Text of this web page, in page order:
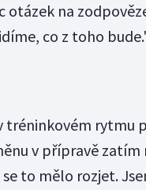
otázek na
co z toho
tréninkovém rytmu
v přípravě zatím
to mělo rozjet.